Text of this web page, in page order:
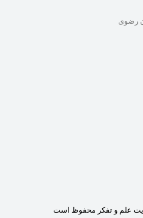
رضوی
علم و تفکر محفوظ است